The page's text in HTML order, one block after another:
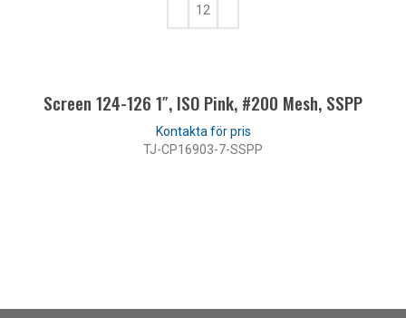
Screen 124-126 1″, ISO Pink, #200 Mesh, SSPP
TJ-CP16903-7-SSPP